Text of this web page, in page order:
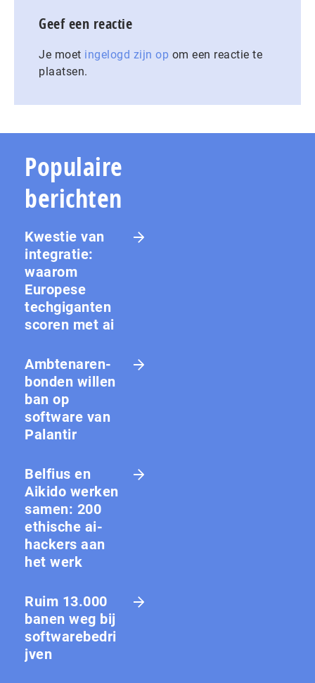
Geef een reactie
Je moet ingelogd zijn op om een reactie te
plaatsen.
Populaire
berichten
Kwestie van
integratie:
waarom
Europese
techgiganten
scoren met ai
Amb­te­na­ren­
bon­den willen
ban op
software van
Palantir
Belfius en
Aikido werken
samen: 200
ethische ai-
hackers aan
het werk
Ruim 13.000
banen weg bij
softwarebedri
jven